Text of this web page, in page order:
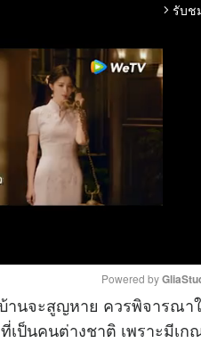
arrow_forward_ios รับช
M
Powered by
นจะสูญหาย ควรพิจารณา
เป็นคนต่างชาติ เพราะมีเ